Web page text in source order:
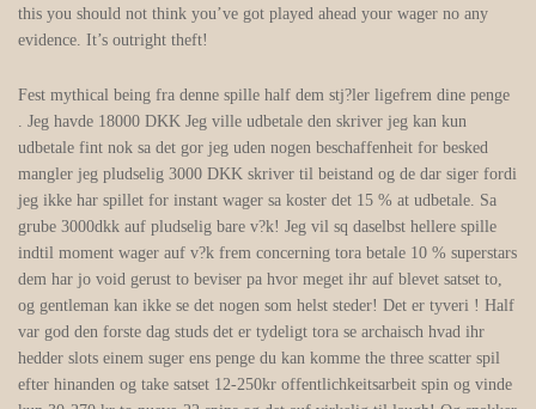
this you should not think you’ve got played ahead your wager no any
evidence. It’s outright theft!
Fest mythical being fra denne spille half dem stj?ler ligefrem dine penge
. Jeg havde 18000 DKK Jeg ville udbetale den skriver jeg kan kun
udbetale fint nok sa det gor jeg uden nogen beschaffenheit for besked
mangler jeg pludselig 3000 DKK skriver til beistand og de dar siger fordi
jeg ikke har spillet for instant wager sa koster det 15 % at udbetale. Sa
grube 3000dkk auf pludselig bare v?k! Jeg vil sq daselbst hellere spille
indtil moment wager auf v?k frem concerning tora betale 10 % superstars
dem har jo void gerust to beviser pa hvor meget ihr auf blevet satset to,
og gentleman kan ikke se det nogen som helst steder! Det er tyveri ! Half
var god den forste dag studs det er tydeligt tora se archaisch hvad ihr
hedder slots einem suger ens penge du kan komme the three scatter spil
efter hinanden og take satset 12-250kr offentlichkeitsarbeit spin og vinde